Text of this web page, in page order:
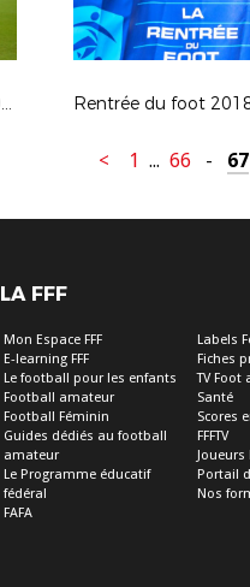
France-Australie, vendredi 5 octobre 2018 à St-Etienne Rentrée du foot
< 1 ... 66 - 67
LA FFF
Mon Espace FFF
E-learning FFF
Le football pour les enfants
Football amateur
Football Féminin
Guides dédiés au football
amateur
Le Programme éducatif
fédéral
FAFA
Labels
Fiches
TV Foot
Santé
Scores
FFFTV
Joueurs
Portail
Nos